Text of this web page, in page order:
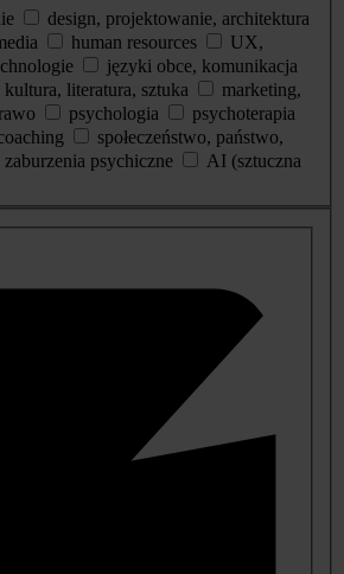
design, projektowanie, architektura
human resources
UX,
języki obce, komunikacja
kultura, literatura, sztuka
marketing,
psychologia
psychoterapia
społeczeństwo, państwo,
psychiczne
AI (sztuczna